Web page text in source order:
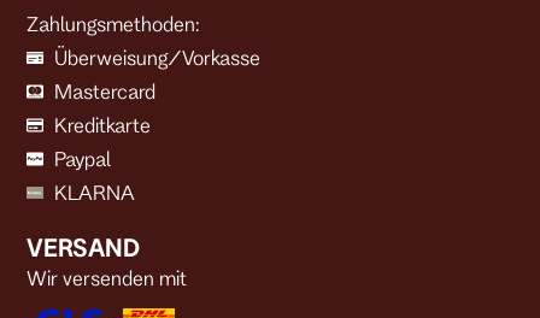
Zahlungsmethoden:
Überweisung/Vorkasse
Mastercard
Kreditkarte
Paypal
KLARNA
VERSAND
Wir versenden mit